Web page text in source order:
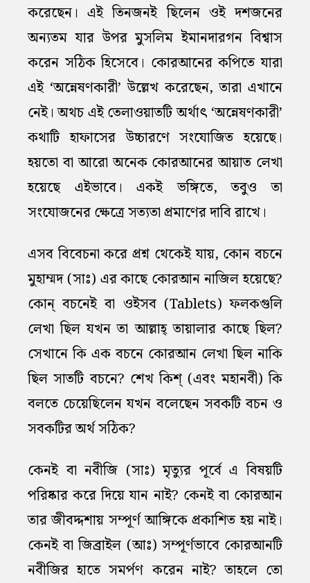
করেছেন। এই তিনজনই ছিলেন ওই দশজনের
অন্যতম যার উপর মুসলিম ইমানদারগন বিশ্বাস
করেন সঠিক হিসেবে। কোরআনের কপিতে যারা
এই ‘অন্নেষণকারী’ উল্লেখ করেছেন, তারা এখানে
নেই। অথচ এই তেলাওয়াতটি অর্থাৎ ‘অন্নেষণকারী’
কথাটি হাফাসের উচ্চারণে সংযোজিত হয়েছে।
হয়তো বা আরো অনেক কোরআনের আয়াত লেখা
হয়েছে এইভাবে। একই ভঙ্গিতে, তবুও তা
সংযোজনের ক্ষেত্রে সত্যতা প্রমাণের দাবি রাখে।
এসব বিবেচনা করে প্রশ্ন থেকেই যায়, কোন বচনে
মুহাম্মদ (সাঃ) এর কাছে কোরআন নাজিল হয়েছে?
কোন্‌ বচনেই বা ওইসব (Tablets) ফলকগুলি
লেখা ছিল যখন তা আল্লাহ্‌ তায়ালার কাছে ছিল?
সেখানে কি এক বচনে কোরআন লেখা ছিল নাকি
ছিল সাতটি বচনে? শেখ কিশ্‌ (এবং মহানবী) কি
বলতে চেয়েছিলেন যখন বলেছেন সবকটি বচন ও
সবকটির অর্থ সঠিক?
কেনই বা নবীজি (সাঃ) মৃত্যুর পূর্বে এ বিষয়টি
পরিষ্কার করে দিয়ে যান নাই? কেনই বা কোরআন
তার জীবদ্দশায় সম্পূর্ণ আঙ্গিকে প্রকাশিত হয় নাই।
কেনই বা জিব্রাইল (আঃ) সম্পূর্ণভাবে কোরআনটি
নবীজির হাতে সমর্পণ করেন নাই? তাহলে তো